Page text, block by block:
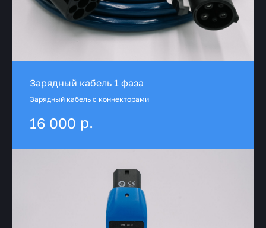
Зарядный кабель 1 фаза
Зарядный кабель с коннекторами
16 000 р.